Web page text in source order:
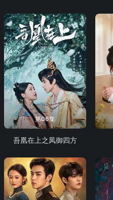
第06集
吾凰在上之凤御四方